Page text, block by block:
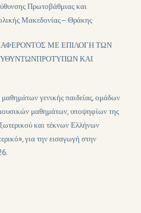
Πρωτοβάθμιας και
Μακεδονίας– Θράκης
ΜΕ ΕΠΙΛΟΓΗ ΤΩΝ
ΚΑΙ
μαθημάτων γενικής παιδείας, ομάδων
μαθημάτων, υποψηφίων της
και τέκνων Ελλήνων
για την εισαγωγή στην